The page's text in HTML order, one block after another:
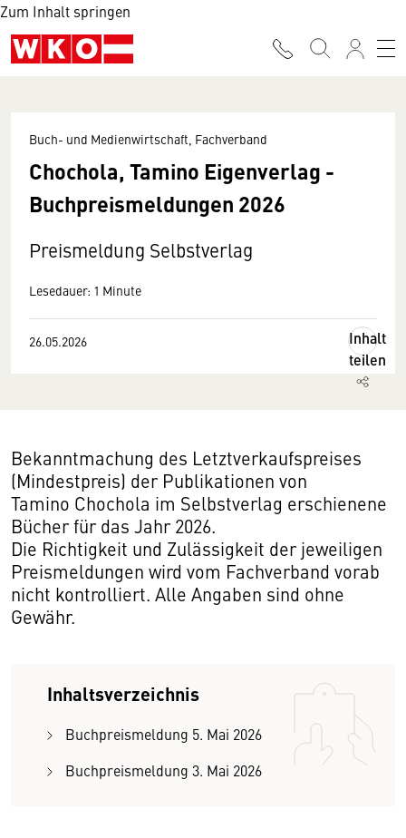
Zum Inhalt springen
Buch- und Medienwirtschaft, Fachverband
Chochola, Tamino Eigenverlag -
Buchpreismeldungen 2026
Preismeldung Selbstverlag
Lesedauer: 1 Minute
26.05.2026
Inhalt
teilen
Bekanntmachung des Letztverkaufspreises
(Mindestpreis) der Publikationen von
Tamino Chochola im Selbstverlag erschienene
Bücher für das Jahr 2026.
Die Richtigkeit und Zulässigkeit der jeweiligen
Preismeldungen wird vom Fachverband vorab
nicht kontrolliert. Alle Angaben sind ohne
Gewähr.
Inhaltsverzeichnis
Buchpreismeldung 5. Mai 2026
Buchpreismeldung 3. Mai 2026